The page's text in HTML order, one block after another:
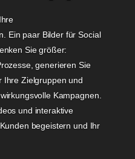
Ein paar Bilder für Social
Sie größer:
generieren Sie
Ihre Zielgruppen und
Kampagnen.
und interaktive
begeistern und Ihr